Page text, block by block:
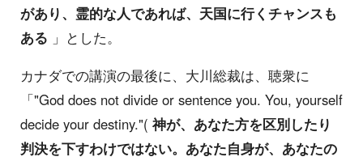
があり、霊的な人であれば、天国に行くチャンスも
ある 」とした。
カナダでの講演の最後に、大川総裁は、聴衆に
「"God does not divide or sentence you. You, yourself
decide your destiny."( 神が、あなた方を区別したり
判決を下すわけではない。あなた自身が、あなたの